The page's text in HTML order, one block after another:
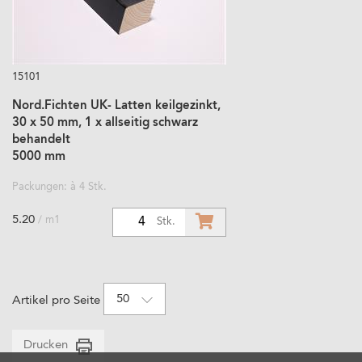
15101
Nord.Fichten UK- Latten keilgezinkt,
30 x 50 mm, 1 x allseitig schwarz
behandelt
5000 mm
Packungen: à 4 Stk.
4 Stk.
5.20 / m1
Artikel pro Seite 50
Drucken